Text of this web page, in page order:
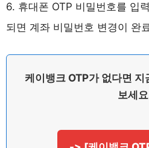
6. 휴대폰 OTP 비밀번호를 입
되면 계좌 비밀번호 변경이 완
케이뱅크 OTP가 없다면 지
보세